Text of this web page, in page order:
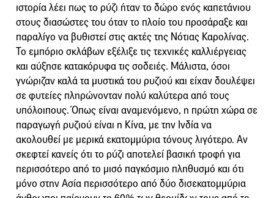
ιστορία λέει πως το ρύζι ήταν το δώρο ενός καπετάνιου
στους διασώστες του όταν το πλοίο του προσάραξε και
παραλίγο να βυθιστεί στις ακτές της Νότιας Καρολίνας.
Το εμπόριο σκλάβων εξέλιξε τις τεχνικές καλλιέργειας
και αύξησε κατακόρυφα τις σοδειές. Μάλιστα, όσοι
γνώριζαν καλά τα μυστικά του ρυζιού και είχαν δουλέψει
σε φυτείες πληρώνονταν πολύ καλύτερα από τους
υπόλοιπους. Όπως είναι αναμενόμενο, η πρώτη χώρα σε
παραγωγή ρυζιού είναι η Κίνα, με την Ινδία να
ακολουθεί με μερικά εκατομμύρια τόνους λιγότερο. Αν
σκεφτεί κανείς ότι το ρύζι αποτελεί βασική τροφή για
περισσότερο από το μισό παγκόσμιο πληθυσμό και ότι
μόνο στην Ασία περισσότερο από δύο δισεκατομμύρια